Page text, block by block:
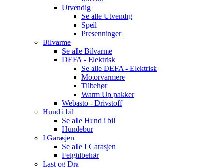
Utvendig
Se alle Utvendig
Speil
Presenninger
Bilvarme
Se alle Bilvarme
DEFA - Elektrisk
Se alle DEFA - Elektrisk
Motorvarmere
Tilbehør
Warm Up pakker
Webasto - Drivstoff
Hund i bil
Se alle Hund i bil
Hundebur
I Garasjen
Se alle I Garasjen
Felgtilbehør
Last og Dra